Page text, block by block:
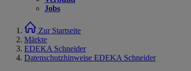
Jobs
Zur Startseite
Märkte
EDEKA Schneider
Datenschutzhinweise EDEKA Schneider